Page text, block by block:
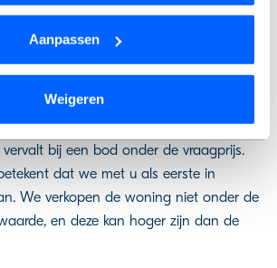
of je toestemming intrekken?
via de link ‘cookieverklaring’
met9 derdendie uw gegevens
en verwerken.
Aanpassen
Weigeren
op ik-zoek.de-alliantie.nl, geef je
op bij de bezichtigingsaanvraag en
van je bod bij de makelaar. De
bij een bod onder de vraagprijs.
dat we met u als eerste in
We verkopen de woning niet onder de
en deze kan hoger zijn dan de